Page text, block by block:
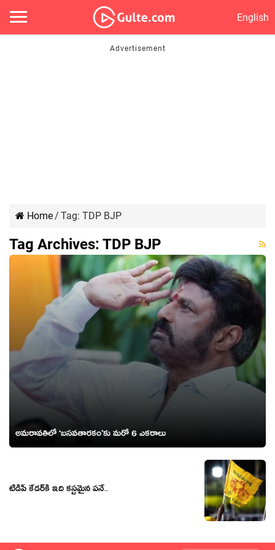
English
Home/ Tag: TDP BJP
Tag Archives: TDP BJP
అమరావతిలో ‘బసవతారకం’కు మరో 6 ఎకరాలు
టీడీపీ కేడ‌ర్‌కి ఇది కస్టమైన పనే..